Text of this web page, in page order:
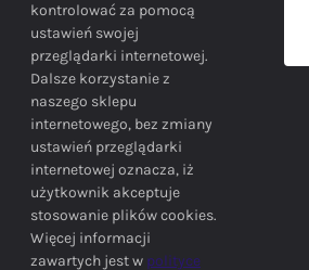
INFORMACJE
SIEDZIBA FIRMY
kontrolować za pomocą
ustawień swojej
przeglądarki internetowej.
Dalsze korzystanie z
naszego sklepu
internetowego, bez zmiany
ustawień przeglądarki
internetowej oznacza, iż
użytkownik akceptuje
stosowanie plików cookies.
Więcej informacji
zawartych jest w polityce